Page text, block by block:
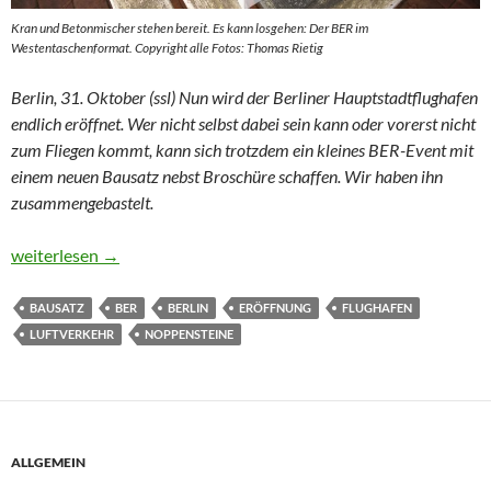
Kran und Betonmischer stehen bereit. Es kann losgehen: Der BER im
Westentaschenformat. Copyright alle Fotos: Thomas Rietig
Berlin, 31. Oktober (ssl) Nun wird der Berliner Hauptstadtflughafen
endlich eröffnet. Wer nicht selbst dabei sein kann oder vorerst nicht
zum Fliegen kommt, kann sich trotzdem ein kleines BER-Event mit
einem neuen Bausatz nebst Broschüre schaffen. Wir haben ihn
zusammengebastelt.
Ohne Kabel in die BER-Zukunft
weiterlesen →
BAUSATZ BER BERLIN ERÖFFNUNG
FLUGHAFEN
LUFTVERKEHR
NOPPENSTEINE
ALLGEMEIN